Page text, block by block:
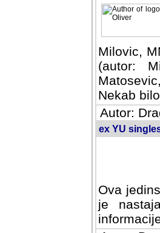
MNE),
Milenko
Muzika
(autor:
Autor:
ex YU
Ova
je